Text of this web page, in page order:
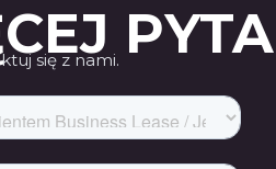
się z nami.